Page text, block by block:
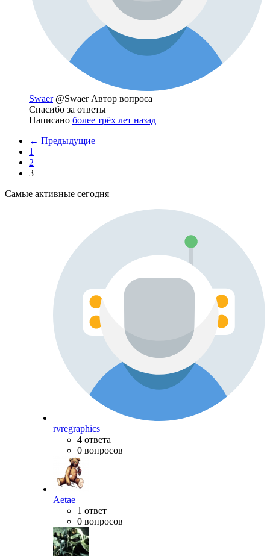
Swaer @Swaer Автор вопроса
Спасибо за ответы
Написано более трёх лет назад
← Предыдущие
1
2
3
Самые активные сегодня
rvregraphics
4 ответа
0 вопросов
Aetae
1 ответ
0 вопросов